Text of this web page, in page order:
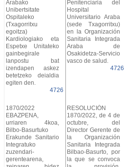
Arabako
Unibertsitate
Ospitaleko
(Txagorritxu
egoitza)
Kardiologiako eta
Espetxe Unitateko
gainbegirale
lanpostu bat
izendapen askez
betetzeko deialdia
egiten den.
4726
Penitenciaria del
Hospital
Universitario Araba
(sede Txagorritxu)
en la Organización
Sanitaria Integrada
Araba de
Osakidetza-Servicio
vasco de salud.
4726
1870/2022
EBAZPENA,
urriaren 4koa,
Bilbo-Basurtuko
Erakunde Sanitario
Integratuko
zuzendari-
gerentearena,
RESOLUCIÓN
1870/2022, de 4 de
octubre, del
Director Gerente de
la Organización
Sanitaria Integrada
Bilbao-Basurto, por
la que se convoca